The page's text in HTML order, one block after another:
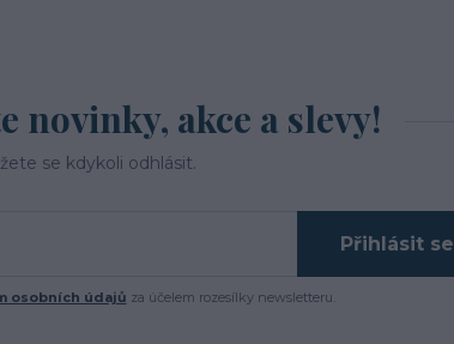
novinky, akce a slevy!
se kdykoli odhlásit.
Přihlásit se
osobních údajů za účelem rozesílky newsletteru.